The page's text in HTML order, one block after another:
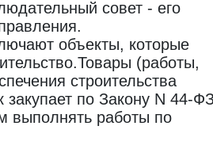
совет - его
объекты, которые
(работы,
строительства
закупает по Закону N 44-
выполнять работы по